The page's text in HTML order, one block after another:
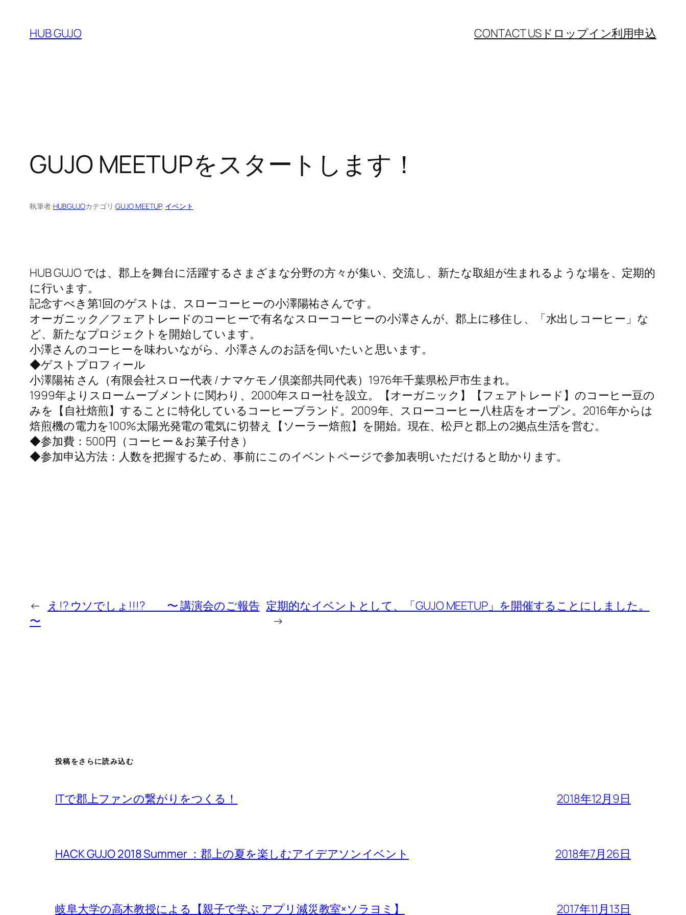
HUB GUJO CONTACT US ドロップイン利用申込
GUJO MEETUPをスタートします！
執筆者:HUBGUJOカテゴリ:GUJO MEETUP, イベント
HUB GUJO では、郡上を舞台に活躍するさまざまな分野の方々が集い、交流し、新たな取組が生まれるような場を、定期的
に行います。
記念すべき第1回のゲストは、スローコーヒーの小澤陽祐さんです。
オーガニック／フェアトレードのコーヒーで有名なスローコーヒーの小澤さんが、郡上に移住し、「水出しコーヒー」な
ど、新たなプロジェクトを開始しています。
小澤さんのコーヒーを味わいながら、小澤さんのお話を伺いたいと思います。
◆ゲストプロフィール
小澤陽祐 さん（有限会社スロー代表 / ナマケモノ倶楽部共同代表）1976年千葉県松戸市生まれ。
1999年よりスロームーブメントに関わり、2000年スロー社を設立。【オーガニック】【フェアトレード】のコーヒー豆の
みを【自社焙煎】することに特化しているコーヒーブランド。2009年、スローコーヒー八柱店をオープン。2016年からは
焙煎機の電力を100%太陽光発電の電気に切替え【ソーラー焙煎】を開始。現在、松戸と郡上の2拠点生活を営む。
◆参加費：500円（コーヒー＆お菓子付き）
◆参加申込方法：人数を把握するため、事前にこのイベントページで参加表明いただけると助かります。
←
え!? ウソでしょ!!!? 〜 講演会のご報告
〜
定期的なイベントとして、「GUJO MEETUP」を開催することにしました。
→
投稿をさらに読み込む
ITで郡上ファンの繋がりをつくる！ 2018年12月9日
HACK GUJO 2018 Summer ：郡上の夏を楽しむアイデアソンイベント 2018年7月26日
岐阜大学の高木教授による【親子で学ぶ アプリ減災教室×ソラヨミ】 2017年11月13日